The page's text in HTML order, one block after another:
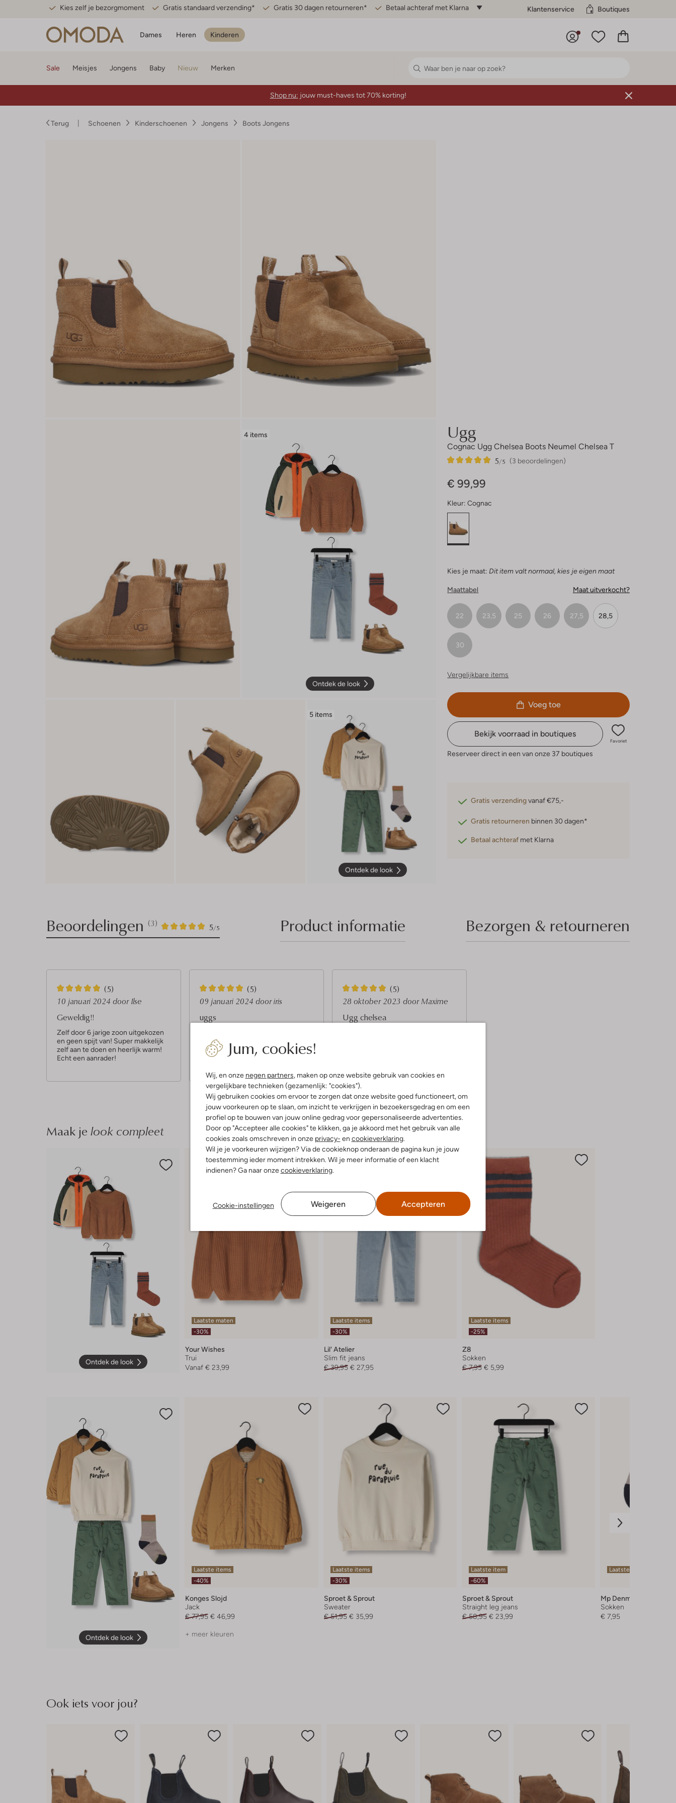
Kies zelf je bezorgmoment Gratis standaard verzending* Gratis 30 dagen retourneren* Betaal achteraf met Klarna Klantenservice Boutiques
Dames Heren Kinderen
Jum, cookies!
Wij, en onze negen partners, maken op onze website gebruik van cookies en
vergelijkbare technieken (gezamenlijk: "cookies").
Wij gebruiken cookies om ervoor te zorgen dat onze website goed functioneert, om
jouw voorkeuren op te slaan, om inzicht te verkrijgen in bezoekersgedrag en om een
profiel op te bouwen van jouw online gedrag voor gepersonaliseerde advertenties.
Door op "Accepteer alle cookies" te klikken, ga je akkoord met het gebruik van alle
cookies zoals omschreven in onze privacy- en cookieverklaring.
Wil je je voorkeuren wijzigen? Via de cookieknop onderaan de pagina kun je jouw
toestemming ieder moment intrekken. Wil je meer informatie of een klacht
indienen? Ga naar onzecookieverklaring.
Cookie-instellingen Weigeren Accepteren
Sale Meisjes Jongens Baby Nieuw Merken
Shop nu: jouw must-haves tot 70% korting!
Terug Schoenen Kinderschoenen Jongens Boots Jongens
4 items
Ontdek de look
5 items
Ontdek de look
Ugg
Cognac Ugg Chelsea Boots Neumel Chelsea T
(3 beoordelingen)
5/5
3
5
€ 99,99
Kleur: Cognac
Kies je maat: Dit item valt normaal, kies je eigen maat
Maattabel Maat uitverkocht?
22 23,5 25 26 27,5 28,5
30
Vergelijkbare items
Voeg toe
Bekijk voorraad in boutiques
Favoriet
Reserveer direct in een van onze 37 boutiques
Gratis verzendingvanaf €75,-
Gratis retourneren binnen 30 dagen*
Betaal achteraf met Klarna
Product informatie
Beoordelingen (3) 5/5
3
5
Bezorgen & retourneren
5
S
t
e
r
r
n
(5)
10 januari 2024 door Ilse
Geweldig!!
Zelf door 6 jarige zoon uitgekozen
en geen spijt van! Super makkelijk
zelf aan te doen en heerlijk warm!
Echt een aanrader!
5
S
t
(5)
09 januari 2024 door iris
uggs
aan heb een maat groter besteld en
die zaten goed want t bont sluit
toch mooi aan zo kunnen we er lang
5
S
t
n
(5)
28 oktober 2023 door Maxime
Ugg chelsea
Maak je look compleet
Ontdek de look
Laatste maten
-30%
Your Wishes
Trui
Vanaf € 23,99
Laatste items
-30%
Lil' Atelier
Slim fit jeans
€ 39,95 € 27,95
Laatste items
-25%
Z8
Sokken
€ 7,95 € 5,99
Ontdek de look
Laatste items
-40%
Konges Slojd
Jack
€ 77,95 € 46,99
+ meer kleuren
Laatste items
-30%
Sproet & Sprout
Sweater
€ 51,95 € 35,99
Laatste item
-60%
Sproet & Sprout
Straight leg jeans
€ 58,95 € 23,99
Laatste items
Mp Denmark
Sokken
€ 7,95
Ook iets voor jou?